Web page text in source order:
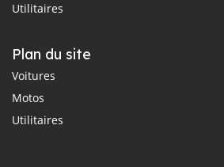
Utilitaires
Plan du site
Voitures
Motos
Utilitaires